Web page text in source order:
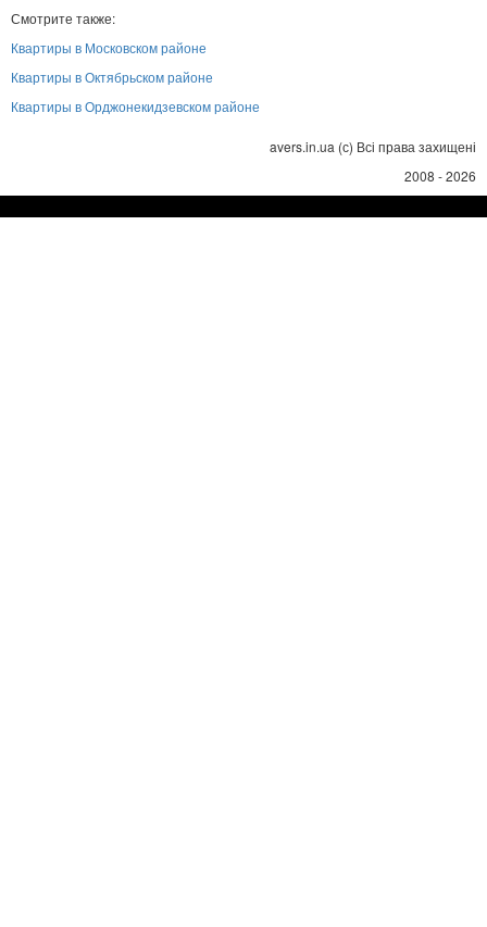
Смотрите также:
Квартиры в Московском районе
Квартиры в Октябрьском районе
Квартиры в Орджонекидзевском районе
avers.in.ua (с) Всі права захищені
2008 - 2026